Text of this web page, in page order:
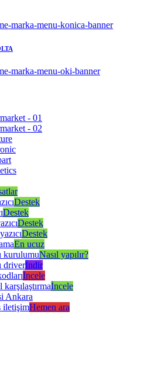
- 01
- 02
Destek
Destek
Destek
Destek
En ucuz
kurulumuNasıl yapılır?
driverİndir
İncele
İncele
Ankara
iletişimHemen ara